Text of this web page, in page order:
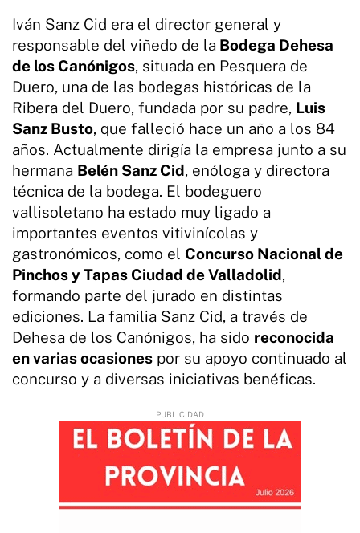
Iván Sanz Cid era el director general y
responsable del viñedo de la Bodega Dehesa
de los Canónigos, situada en Pesquera de
Duero, una de las bodegas históricas de la
Ribera del Duero, fundada por su padre, Luis
Sanz Busto, que falleció hace un año a los 84
años. Actualmente dirigía la empresa junto a su
hermana Belén Sanz Cid, enóloga y directora
técnica de la bodega. El bodeguero
vallisoletano ha estado muy ligado a
importantes eventos vitivinícolas y
gastronómicos, como el Concurso Nacional de
Pinchos y Tapas Ciudad de Valladolid,
formando parte del jurado en distintas
ediciones. La familia Sanz Cid, a través de
Dehesa de los Canónigos, ha sido reconocida
en varias ocasiones por su apoyo continuado al
concurso y a diversas iniciativas benéficas.